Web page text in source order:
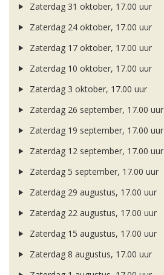
Zaterdag 31 oktober, 17.00 uur
Zaterdag 24 oktober, 17.00 uur
Zaterdag 17 oktober, 17.00 uur
Zaterdag 10 oktober, 17.00 uur
Zaterdag 3 oktober, 17.00 uur
Zaterdag 26 september, 17.00 uur
Zaterdag 19 september, 17.00 uur
Zaterdag 12 september, 17.00 uur
Zaterdag 5 september, 17.00 uur
Zaterdag 29 augustus, 17.00 uur
Zaterdag 22 augustus, 17.00 uur
Zaterdag 15 augustus, 17.00 uur
Zaterdag 8 augustus, 17.00 uur